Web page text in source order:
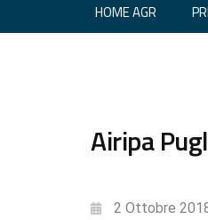
HOME AGR
Airipa
2 Ottobre